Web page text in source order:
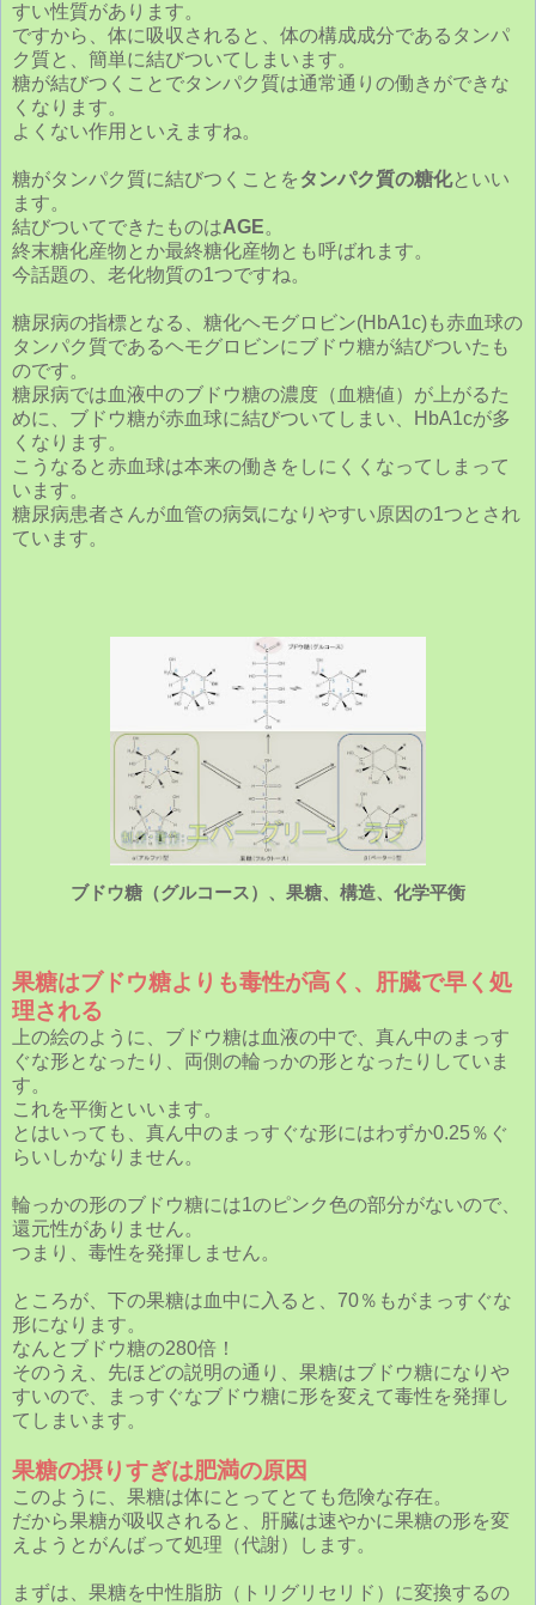
すい性質があります。
ですから、体に吸収されると、体の構成成分であるタンパ
ク質と、簡単に結びついてしまいます。
糖が結びつくことでタンパク質は通常通りの働きができな
くなります。
よくない作用といえますね。
糖がタンパク質に結びつくことを タンパク質の糖化といい
ます。
結びついてできたものはAGE。
終末糖化産物とか最終糖化産物とも呼ばれます。
今話題の、老化物質の1つですね。
糖尿病の指標となる、糖化ヘモグロビン(HbA1c)も赤血球の
タンパク質であるヘモグロビンにブドウ糖が結びついたも
のです。
糖尿病では血液中のブドウ糖の濃度（血糖値）が上がるた
めに、ブドウ糖が赤血球に結びついてしまい、
HbA1cが多
くなります。
こうなると赤血球は本来の働きをしにくくなってしまって
います。
糖尿病患者さんが血管の病気になりやすい原因の1つとされ
ています。
ブドウ糖（グルコース）、果糖、構造、化学平衡
果糖はブドウ糖よりも毒性が高く、肝臓で早く処
理される
上の絵のように、ブドウ糖は血液の中で、真ん中のまっす
ぐな形となったり、両側の輪っかの形となったりしていま
す。
これを平衡といいます。
とはいっても、真ん中のまっすぐな形にはわずか0.25％ぐ
らいしかなりません。
輪っかの形のブドウ糖には1のピンク色の部分がないので、
還元性がありません。
つまり、毒性を発揮しません。
ところが、下の果糖は血中に入ると、70％もがまっすぐな
形になります。
なんとブドウ糖の280倍！
そのうえ、先ほどの説明の通り、果糖はブドウ糖になりや
すいので、まっすぐなブドウ糖に形を変えて毒性を発揮し
てしまいます。
果糖の摂りすぎは肥満の原因
このように、果糖は体にとってとても危険な存在。
だから果糖が吸収されると、肝臓は速やかに果糖の形を変
えようとがんばって処理（代謝）します。
まずは、果糖を中性脂肪（トリグリセリド）に変換するの